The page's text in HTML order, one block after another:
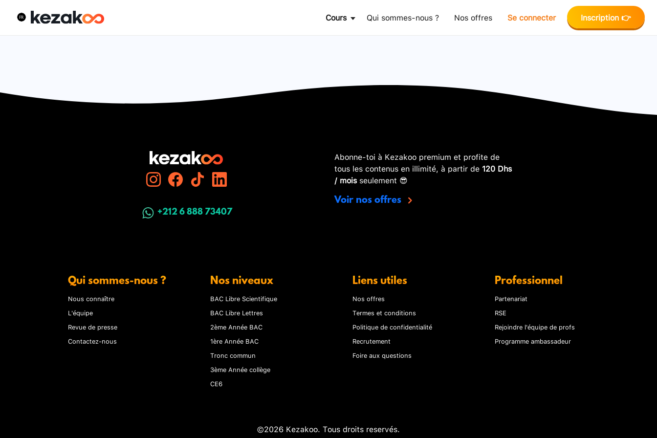
Cours Qui sommes-nous ? Nos offres Se connecter Inscription 👉
+212 6 888 73407
Abonne-toi à Kezakoo premium et profite de
tous les contenus en illimité, à partir de 120 Dhs
/ moisseulement 😎
Voir nos offres
Qui sommes-nous ?
Nous connaître
L'équipe
Revue de presse
Contactez-nous
Nos niveaux
BAC Libre Scientifique
BAC Libre Lettres
2ème Année BAC
1ère Année BAC
Tronc commun
3ème Année collège
CE6
Liens utiles
Nos offres
Termes et conditions
Politique de confidentialité
Recrutement
Foire aux questions
Professionnel
Partenariat
RSE
Rejoindre l'équipe de profs
Programme ambassadeur
©2026 Kezakoo. Tous droits reservés.